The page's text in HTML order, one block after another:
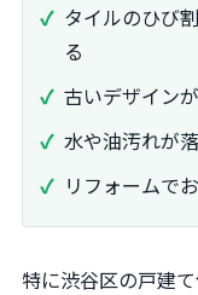
タイルのひび
る
古いデザイン
水や油汚れが
リフォームで
特に渋谷区の戸建